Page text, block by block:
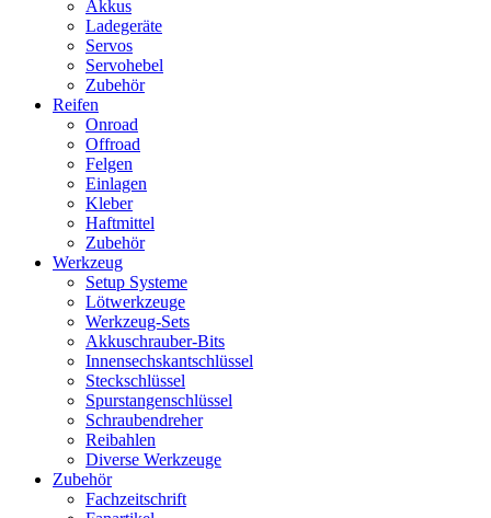
Akkus
Ladegeräte
Servos
Servohebel
Zubehör
Reifen
Onroad
Offroad
Felgen
Einlagen
Kleber
Haftmittel
Zubehör
Werkzeug
Setup Systeme
Lötwerkzeuge
Werkzeug-Sets
Akkuschrauber-Bits
Innensechskantschlüssel
Steckschlüssel
Spurstangenschlüssel
Schraubendreher
Reibahlen
Diverse Werkzeuge
Zubehör
Fachzeitschrift